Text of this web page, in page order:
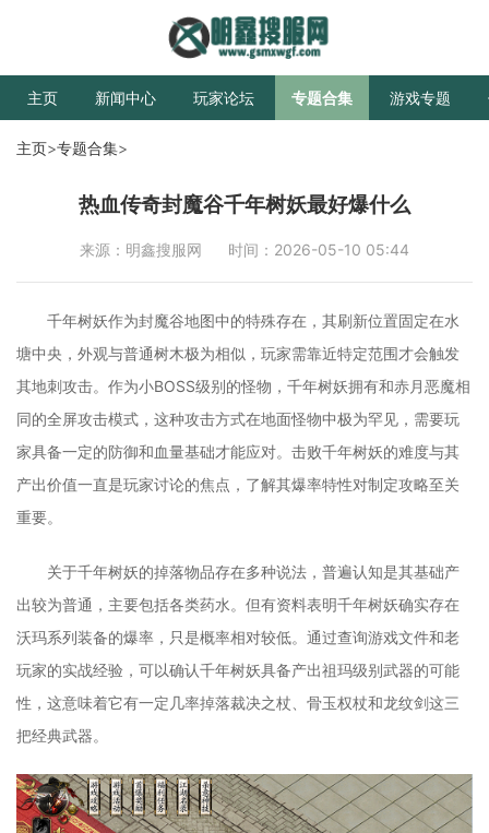
主页 新闻中心 玩家论坛 专题合集 游戏专题
主页>专题合集>
热血传奇封魔谷千年树妖最好爆什么
来源：明鑫搜服网 时间：2026-05-10 05:44
千年树妖作为封魔谷地图中的特殊存在，其刷新位置固定在水
塘中央，外观与普通树木极为相似，玩家需靠近特定范围才会触发
其地刺攻击。作为小BOSS级别的怪物，千年树妖拥有和赤月恶魔相
同的全屏攻击模式，这种攻击方式在地面怪物中极为罕见，需要玩
家具备一定的防御和血量基础才能应对。击败千年树妖的难度与其
产出价值一直是玩家讨论的焦点，了解其爆率特性对制定攻略至关
重要。
关于千年树妖的掉落物品存在多种说法，普遍认知是其基础产
出较为普通，主要包括各类药水。但有资料表明千年树妖确实存在
沃玛系列装备的爆率，只是概率相对较低。通过查询游戏文件和老
玩家的实战经验，可以确认千年树妖具备产出祖玛级别武器的可能
性，这意味着它有一定几率掉落裁决之杖、骨玉权杖和龙纹剑这三
把经典武器。